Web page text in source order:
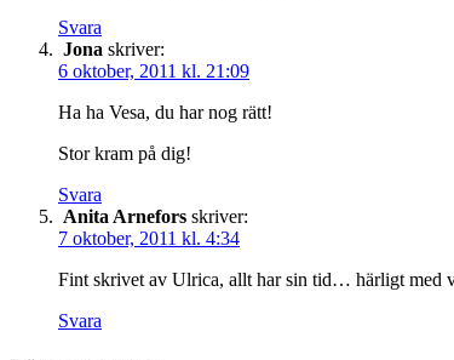
Svara
Jona skriver:
6 oktober, 2011 kl. 21:09
Ha ha Vesa, du har nog rätt!
Stor kram på dig!
Svara
Anita Arnefors skriver:
7 oktober, 2011 kl. 4:34
Fint skrivet av Ulrica, allt har sin tid… härligt med
Svara